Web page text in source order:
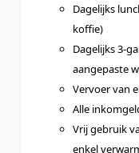
Dagelijks
koffie)
Dagelijks 3-
aangepaste
Vervoer van
Alle
Vrij gebruik
enkel